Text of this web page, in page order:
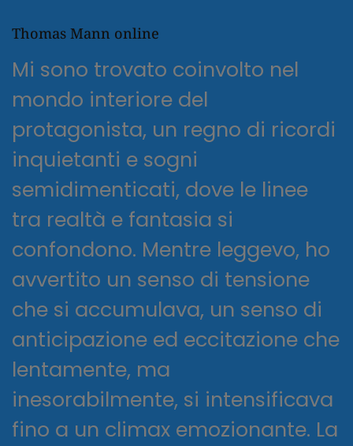
Thomas Mann online
Mi sono trovato coinvolto nel
mondo interiore del
protagonista, un regno di ricordi
inquietanti e sogni
semidimenticati, dove le linee
tra realtà e fantasia si
confondono. Mentre leggevo, ho
avvertito un senso di tensione
che si accumulava, un senso di
anticipazione ed eccitazione che
lentamente, ma
inesorabilmente, si intensificava
fino a un climax emozionante. La